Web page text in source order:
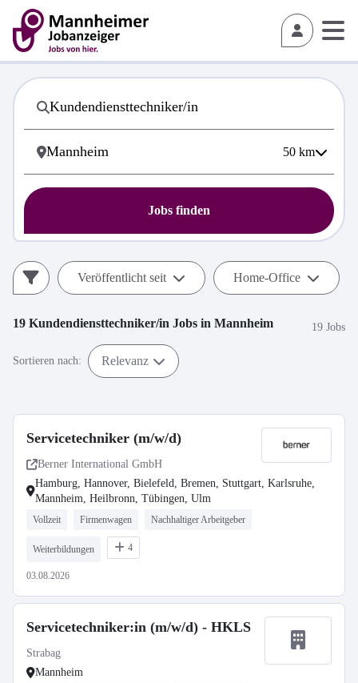
50 km
Jobs finden
Veröffentlicht seit Home-Office
19 Kundendiensttechniker/in Jobs in Mannheim 19 Jobs
Sortieren nach: Relevanz
Servicetechniker (m/w/d)
Berner International GmbH
Hamburg, Hannover, Bielefeld, Bremen, Stuttgart, Karlsruhe,
Mannheim, Heilbronn, Tübingen, Ulm
Vollzeit Firmenwagen Nachhaltiger Arbeitgeber
Weiterbildungen 4
03.08.2026
Servicetechniker:in (m/w/d) - HKLS
Strabag
Mannheim